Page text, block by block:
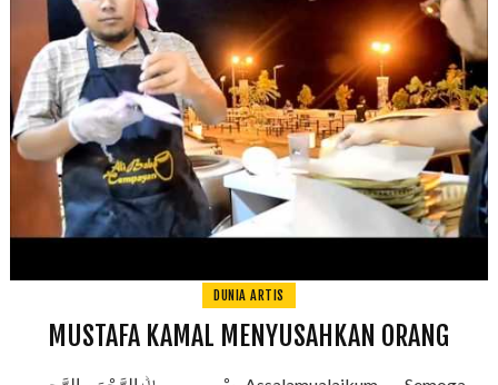
DUNIA ARTIS
MUSTAFA KAMAL MENYUSAHKAN ORANG